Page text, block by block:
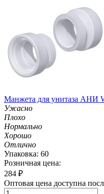
Манжета для унитаза АНИ
Ужасно
Плохо
Нормально
Хорошо
Отлично
Упаковка: 60
Розничная цена:
284 ₽
Оптовая цена доступна